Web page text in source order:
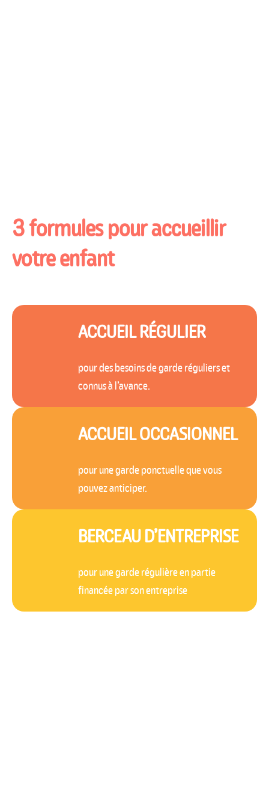
3 formulespour accueillir
votre enfant
ACCUEIL RÉGULIER
pour des besoins de garde réguliers et
connus à l’avance.
ACCUEIL OCCASIONNEL
pour une garde ponctuelle que vous
pouvez anticiper.
BERCEAU D’ENTREPRISE
pour une garde régulière en partie
financée par son entreprise